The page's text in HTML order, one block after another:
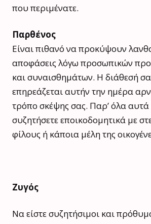
που περιμένατε.
Παρθένος
Είναι πιθανό να προκύψουν
αποφάσεις λόγω προσωπικών
και συναισθημάτων. Η διάθεσή
επηρεάζεται αυτήν την ημέρα
τρόπο σκέψης σας. Παρ’ όλα αυτά
συζητήσετε εποικοδομητικά με
φίλους ή κάποια μέλη της
Ζυγός
Να είστε συζητήσιμοι και